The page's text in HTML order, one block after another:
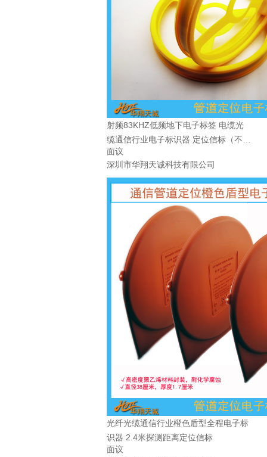
射频83KHZ低频地下电子标签 电缆光
缆通信行业电子标识器 定位信标（不带
ID）
面议
深圳市华翔天诚科技有限公司
光纤光缆通信行业橙色盾型全程电子标
识器 2.4米探测距离定位信标
面议